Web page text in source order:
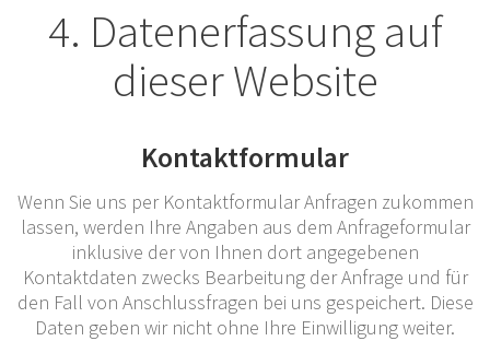
4. Datenerfassung auf
dieser Website
Kontaktformular
Wenn Sie uns per Kontaktformular Anfragen zukommen
lassen, werden Ihre Angaben aus dem Anfrageformular
inklusive der von Ihnen dort angegebenen
Kontaktdaten zwecks Bearbeitung der Anfrage und für
den Fall von Anschlussfragen bei uns gespeichert. Diese
Daten geben wir nicht ohne Ihre Einwilligung weiter.